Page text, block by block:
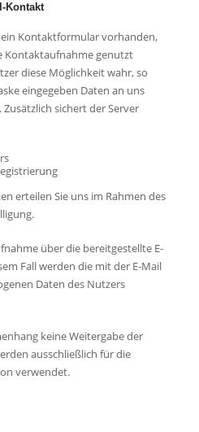
Kontakt
Kontaktformular vorhanden,
Kontaktaufnahme genutzt
diese Möglichkeit wahr, so
eingegeben Daten an uns
sichert der Server
erteilen Sie uns im Rahmen des
über die bereitgestellte E-
Fall werden die mit der E-Mail
Daten des Nutzers
keine Weitergabe der
ausschließlich für die
verwendet.